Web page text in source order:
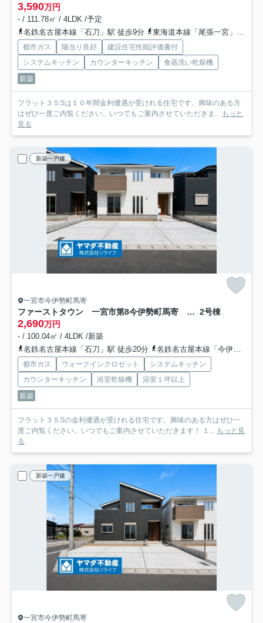
3,590万円
- / 111.78㎡ / 4LDK /予定
名鉄名古屋本線「石刀」駅 徒歩9分
東海道本線「尾張一宮」駅 バス12分 名鉄バス「馬寄」 停歩6分
都市ガス 陽当り良好
建設住宅性能評価書付
システムキッチン
カウンターキッチン
食器洗い乾燥機
新築
フラット３５Sは１０年間金利優遇が受けれる住宅です。興味のある方
はぜひ一度ご内覧ください。いつでもご案内させていただきま... もっと
見る
新築一戸建
一宮市今伊勢町馬寄
ファーストタウン 一宮市第8今伊勢町馬寄 全5区画分譲 2号棟
2,690万円
- / 100.04㎡ / 4LDK /新築
名鉄名古屋本線「石刀」駅 徒歩20分
名鉄名古屋本線「今伊勢」駅 徒歩26分
都市ガス ウォークインクロゼット
システムキッチン
カウンターキッチン
浴室乾燥機
浴室１坪以上
新築
フラット３５Sの金利優遇が受けれる住宅です。興味のある方はぜひ一
度ご内覧ください。いつでもご案内させていただきます！ １... もっと見
る
新築一戸建
一宮市今伊勢町馬寄